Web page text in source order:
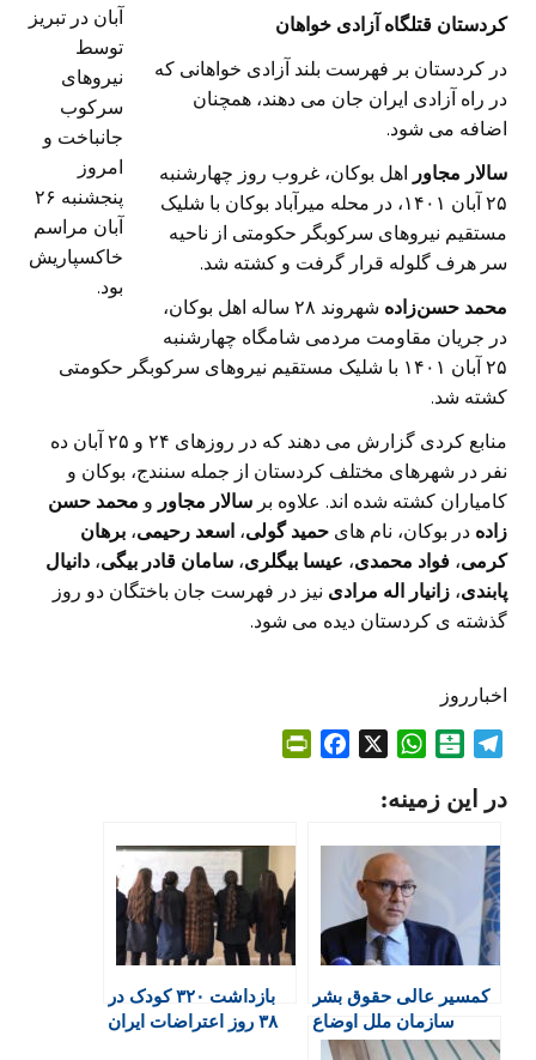
آبان در تبریز
توسط
نیروهای
سرکوب
جانباخت و
امروز
پنجشنبه ۲۶
آبان مراسم
خاکسپاریش
بود.
کردستان قتلگاه آزادی خواهان
در کردستان بر فهرست بلند آزادی خواهانی که
در راه آزادی ایران جان می دهند، همچنان
اضافه می شود.
سالار مجاور اهل بوکان، غروب روز چهارشنبه
۲۵ آبان ۱۴۰۱، در محله میرآباد بوکان با شلیک
مستقیم نیروهای سرکوبگر حکومتی از ناحیه
سر هرف گلوله قرار گرفت و کشته شد.
محمد حسن‌زاده
شهروند ۲۸ ساله اهل بوکان،
در جریان مقاومت مردمی شامگاه چهارشنبه
۲۵ آبان ۱۴۰۱ با شلیک مستقیم نیروهای سرکوبگر حکومتی
کشته شد.
منابع کردی گزارش می دهند که در روزهای ۲۴ و ۲۵ آبان ده
نفر در شهرهای مختلف کردستان از جمله سنندج، بوکان و
کامیاران کشته شده اند. علاوه بر سالار مجاور و محمد حسن
زاده در بوکان، نام های حمید گولی، اسعد رحیمی، برهان
کرمی، فواد محمدی، عیسا بیگلری، سامان قادر بیگی، دانیال
پابندی، زانیار اله مرادی نیز در فهرست جان باختگان دو روز
گذشته ی کردستان دیده می شود.
اخبارروز
l
m
i
n
W
a
s
A
p
p
F
e
n
d
در این زمینه:
کمسیر عالی حقوق بشر
سازمان ملل اوضاع
ایران را “بحرانی” خواند
بازداشت ۳۲۰ کودک در
۳۸ روز اعتراضات ایران